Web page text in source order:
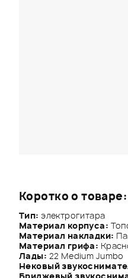
Коротко о товаре:
Тип:электрогитара
Материал корпуса:
Материал накладки:
Материал грифа:
Лады: 22 Medium Jumbo
Нековый